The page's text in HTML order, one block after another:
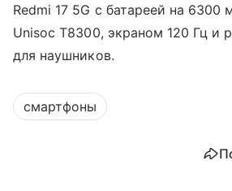
Redmi 17 5G с батареей на 6300
Unisoc T8300, экраном 120 Гц и
для наушников.
смартфоны